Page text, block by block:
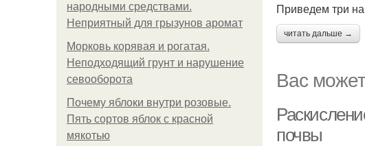
народными средствами.
Неприятный для грызунов аромат
Морковь корявая и рогатая.
Неподходящий грунт и нарушение
севооборота
Почему яблоки внутри розовые.
Пять сортов яблок с красной
мякотью
Приведем три
читать дальше →
Вас
почвы